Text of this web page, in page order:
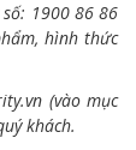
1900 86 86
hình thức
(vào mục
khách.